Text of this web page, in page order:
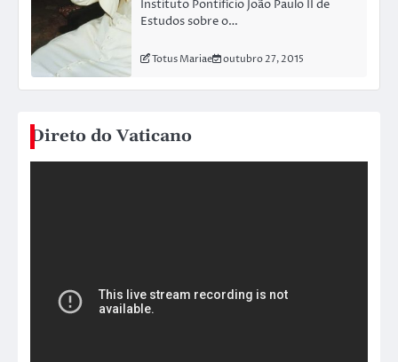
Instituto Pontifício João Paulo II de
Estudos sobre o…
Totus Mariae outubro 27, 2015
Direto do Vaticano